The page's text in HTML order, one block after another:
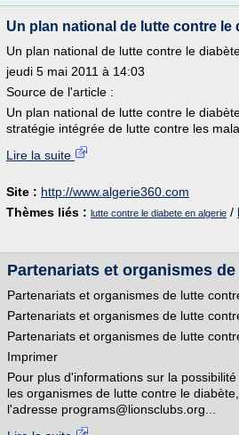
Un plan national de lutte contre le
Un plan national de lutte contre le
jeudi 5 mai 2011 à 14:03
Source de l'article :
Un plan national de lutte contre le
stratégie intégrée de lutte contre les
Lire la suite
Site : http://www.algerie360.com
Thèmes liés : lutte contre le diabete en algerie /
Partenariats et organismes
Partenariats et organismes de lutte
Partenariats et organismes de lutte
Partenariats et organismes de lutte
Imprimer
Pour plus d'informations sur la
les organismes de lutte contre le
l'adresse programs@lionsclubs.org...